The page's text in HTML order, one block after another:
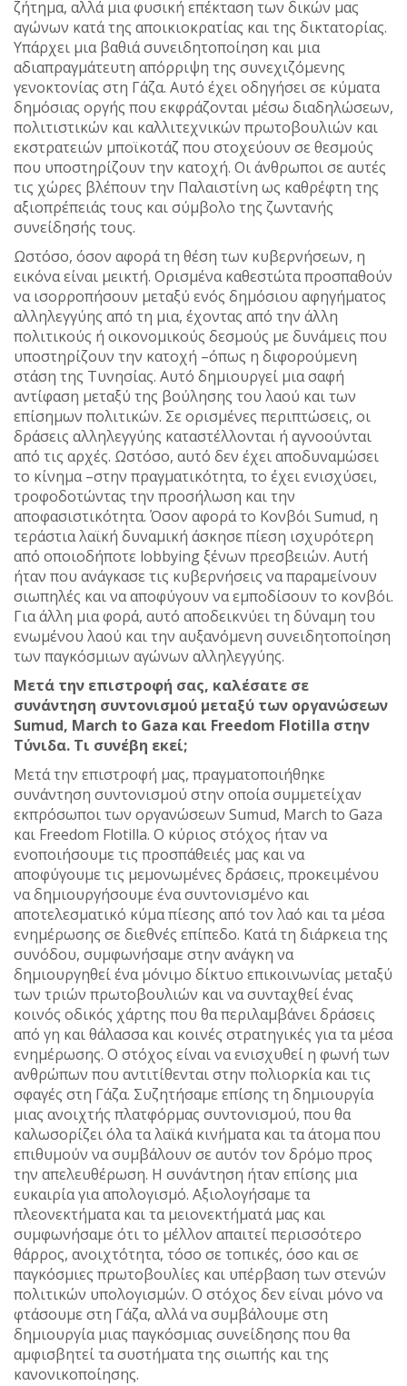
ζήτημα, αλλά μια φυσική επέκταση των δικών μας
αγώνων κατά της αποικιοκρατίας και της δικτατορίας.
Υπάρχει μια βαθιά συνειδητοποίηση και μια
αδιαπραγμάτευτη απόρριψη της συνεχιζόμενης
γενοκτονίας στη Γάζα. Αυτό έχει οδηγήσει σε κύματα
δημόσιας οργής που εκφράζονται μέσω διαδηλώσεων,
πολιτιστικών και καλλιτεχνικών πρωτοβουλιών και
εκστρατειών μποϊκοτάζ που στοχεύουν σε θεσμούς
που υποστηρίζουν την κατοχή. Οι άνθρωποι σε αυτές
τις χώρες βλέπουν την Παλαιστίνη ως καθρέφτη της
αξιοπρέπειάς τους και σύμβολο της ζωντανής
συνείδησής τους.
Ωστόσο, όσον αφορά τη θέση των κυβερνήσεων, η
εικόνα είναι μεικτή. Ορισμένα καθεστώτα προσπαθούν
να ισορροπήσουν μεταξύ ενός δημόσιου αφηγήματος
αλληλεγγύης από τη μια, έχοντας από την άλλη
πολιτικούς ή οικονομικούς δεσμούς με δυνάμεις που
υποστηρίζουν την κατοχή –όπως η διφορούμενη
στάση της Τυνησίας. Αυτό δημιουργεί μια σαφή
αντίφαση μεταξύ της βούλησης του λαού και των
επίσημων πολιτικών. Σε ορισμένες περιπτώσεις, οι
δράσεις αλληλεγγύης καταστέλλονται ή αγνοούνται
από τις αρχές. Ωστόσο, αυτό δεν έχει αποδυναμώσει
το κίνημα –στην πραγματικότητα, το έχει ενισχύσει,
τροφοδοτώντας την προσήλωση και την
αποφασιστικότητα. Όσον αφορά το Κονβόι Sumud, η
τεράστια λαϊκή δυναμική άσκησε πίεση ισχυρότερη
από οποιοδήποτε lobbying ξένων πρεσβειών. Αυτή
ήταν που ανάγκασε τις κυβερνήσεις να παραμείνουν
σιωπηλές και να αποφύγουν να εμποδίσουν το κονβόι.
Για άλλη μια φορά, αυτό αποδεικνύει τη δύναμη του
ενωμένου λαού και την αυξανόμενη συνειδητοποίηση
των παγκόσμιων αγώνων αλληλεγγύης.
Μετά την επιστροφή σας, καλέσατε σε
συνάντηση συντονισμού μεταξύ των οργανώσεων
Sumud, March to Gaza και Freedom Flotilla στην
Τύνιδα. Τι συνέβη εκεί;
Μετά την επιστροφή μας, πραγματοποιήθηκε
συνάντηση συντονισμού στην οποία συμμετείχαν
εκπρόσωποι των οργανώσεων Sumud, March to Gaza
και Freedom Flotilla. Ο κύριος στόχος ήταν να
ενοποιήσουμε τις προσπάθειές μας και να
αποφύγουμε τις μεμονωμένες δράσεις, προκειμένου
να δημιουργήσουμε ένα συντονισμένο και
αποτελεσματικό κύμα πίεσης από τον λαό και τα μέσα
ενημέρωσης σε διεθνές επίπεδο. Κατά τη διάρκεια της
συνόδου, συμφωνήσαμε στην ανάγκη να
δημιουργηθεί ένα μόνιμο δίκτυο επικοινωνίας μεταξύ
των τριών πρωτοβουλιών και να συνταχθεί ένας
κοινός οδικός χάρτης που θα περιλαμβάνει δράσεις
από γη και θάλασσα και κοινές στρατηγικές για τα μέσα
ενημέρωσης. Ο στόχος είναι να ενισχυθεί η φωνή των
ανθρώπων που αντιτίθενται στην πολιορκία και τις
σφαγές στη Γάζα. Συζητήσαμε επίσης τη δημιουργία
μιας ανοιχτής πλατφόρμας συντονισμού, που θα
καλωσορίζει όλα τα λαϊκά κινήματα και τα άτομα που
επιθυμούν να συμβάλουν σε αυτόν τον δρόμο προς
την απελευθέρωση. Η συνάντηση ήταν επίσης μια
ευκαιρία για απολογισμό. Αξιολογήσαμε τα
πλεονεκτήματα και τα μειονεκτήματά μας και
συμφωνήσαμε ότι το μέλλον απαιτεί περισσότερο
θάρρος, ανοιχτότητα, τόσο σε τοπικές, όσο και σε
παγκόσμιες πρωτοβουλίες και υπέρβαση των στενών
πολιτικών υπολογισμών. Ο στόχος δεν είναι μόνο να
φτάσουμε στη Γάζα, αλλά να συμβάλουμε στη
δημιουργία μιας παγκόσμιας συνείδησης που θα
αμφισβητεί τα συστήματα της σιωπής και της
κανονικοποίησης.